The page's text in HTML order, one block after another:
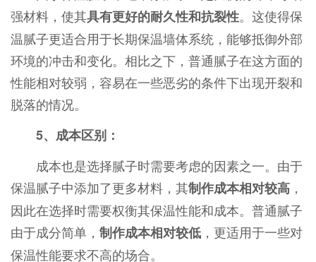
强材料，使其具有更好的耐久性和抗裂性。这使得保
温腻子更适合用于长期保温墙体系统，能够抵御外部
环境的冲击和变化。相比之下，普通腻子在这方面的
性能相对较弱，容易在一些恶劣的条件下出现开裂和
脱落的情况。
5、成本区别：
成本也是选择腻子时需要考虑的因素之一。由于
保温腻子中添加了更多材料，其制作成本相对较高，
因此在选择时需要权衡其保温性能和成本。普通腻子
由于成分简单， 制作成本相对较低，更适用于一些对
保温性能要求不高的场合。